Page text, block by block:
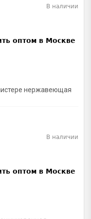
нержавеющая
В наличии
В наличии